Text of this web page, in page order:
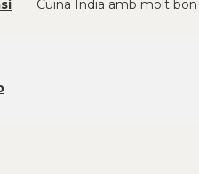
Cuina India amb molt